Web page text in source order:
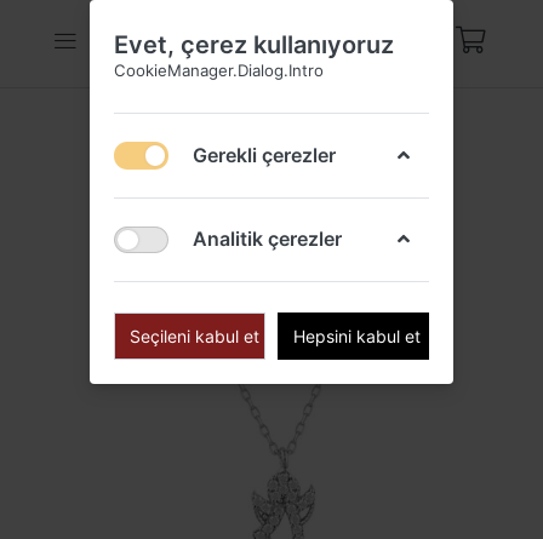
Evet, çerez kullanıyoruz
CookieManager.Dialog.Intro
Gerekli çerezler
Analitik çerezler
Seçileni kabul et Hepsini kabul et